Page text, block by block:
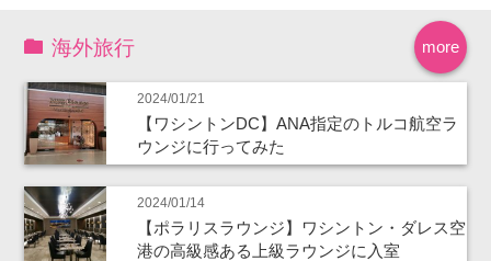
more
海外旅行
2024/01/21
【ワシントンDC】ANA指定のトルコ航空ラ
ウンジに行ってみた
2024/01/14
【ポラリスラウンジ】ワシントン・ダレス空
港の高級感ある上級ラウンジに入室